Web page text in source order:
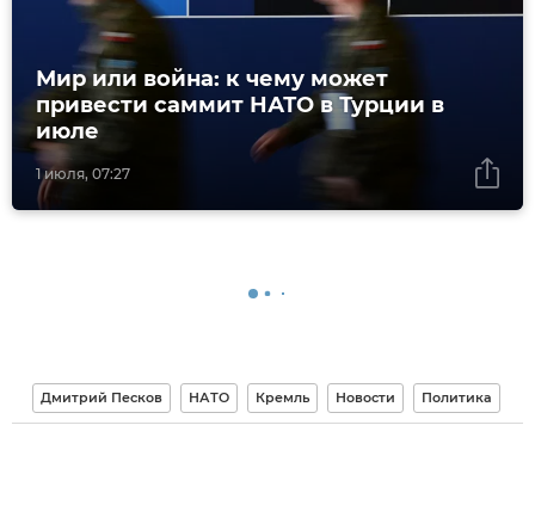
1 июля, 07:27
Мир или война: к чему может
привести саммит НАТО в Турции в
июле
Дмитрий Песков НАТО Кремль Новости Политика